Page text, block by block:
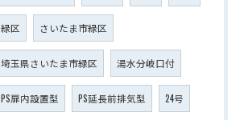
緑区 さいたま市緑区
埼玉県さいたま市緑区 湯水分岐口付
PS扉内設置型 PS延長前排気型 24号